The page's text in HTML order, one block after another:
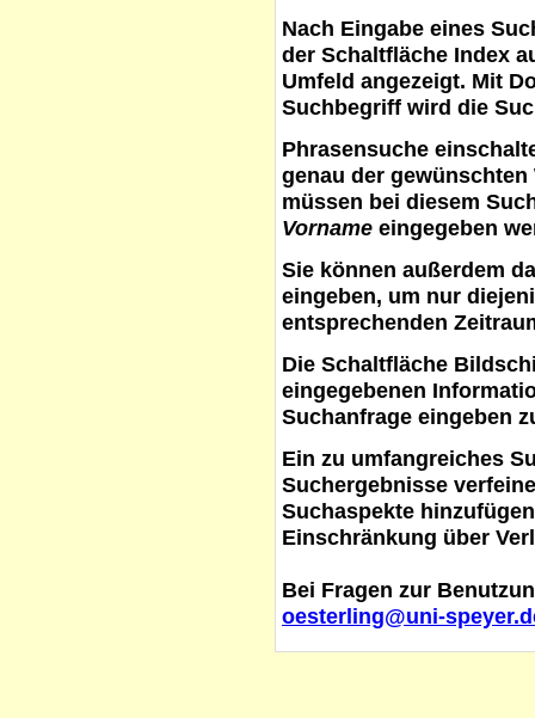
Nach Eingabe eines
der Schaltfläche Index
Umfeld angezeigt. Mit
Suchbegriff wird die
Phrasensuche
genau der
müssen bei diesem
Vorname eingegeben
Sie können außerdem
eingeben, um nur
entsprechenden
Die Schaltfläche
eingegebenen
Suchanfrage eingeben
Ein zu umfangreiches
Suchergebnisse
Suchaspekte
Einschränkung über
Bei Fragen zur
oesterling@uni-